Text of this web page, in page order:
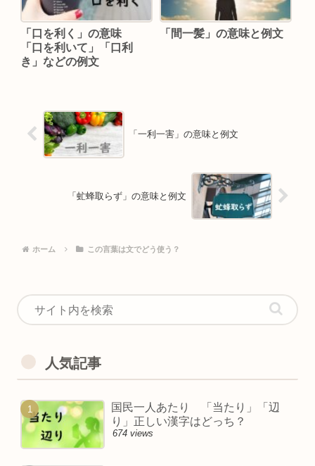
「口を利く」の意味
「口を利いて」「口利
き」などの例文
「間一髪」の意味と例文
「一利一害」の意味と例文
「虻蜂取らず」の意味と例文
ホーム この言葉は文でどう使う？
人気記事
国民一人あたり 「当たり」「辺
り」正しい漢字はどっち？
674 views